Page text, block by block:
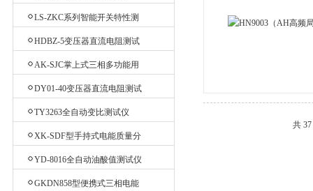
LS-ZKC系列智能开关特性测
HDBZ-5变压器直流电阻测试
AK-SJC掌上式三相多功能用
DY01-40变压器直流电阻测试
TY3263全自动变比测试仪
XK-SDF型手持式电能质量分
YD-8016全自动油酸值测试仪
GKDN858型便携式三相电能
共